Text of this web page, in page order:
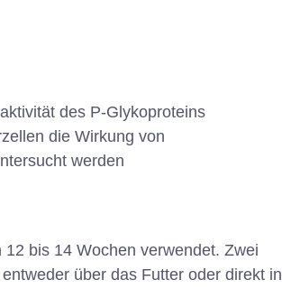
des P-Glykoproteins
die Wirkung von
werden
bis 14 Wochen verwendet. Zwei
über das Futter oder direkt in